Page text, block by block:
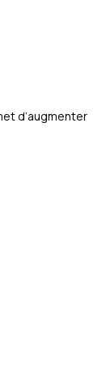
d’augmenter